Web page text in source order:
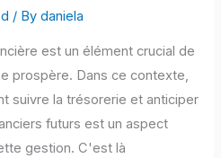
/ Bydaniela
est un élément crucial de
prospère. Dans ce contexte,
suivre la trésorerie et anticiper
futurs est un aspect
gestion. C'est là